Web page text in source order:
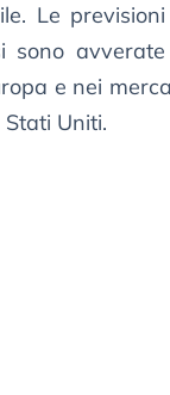
Le
sono
e nei
Uniti.